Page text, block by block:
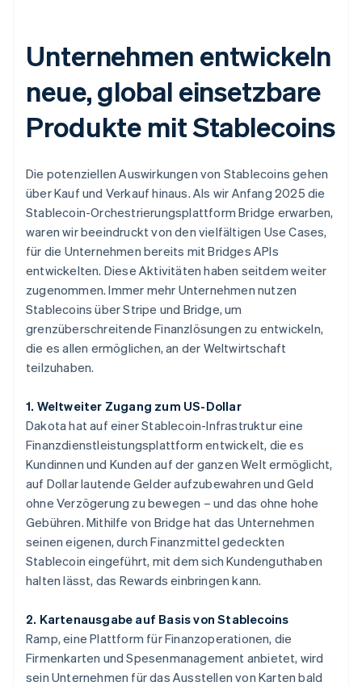
Unternehmen entwickeln
neue, global einsetzbare
Produkte mit Stablecoins
Die potenziellen Auswirkungen von Stablecoins gehen
über Kauf und Verkauf hinaus. Als wir Anfang 2025 die
Stablecoin-Orchestrierungsplattform Bridge erwarben,
waren wir beeindruckt von den vielfältigen Use Cases,
für die Unternehmen bereits mit Bridges APIs
entwickelten. Diese Aktivitäten haben seitdem weiter
zugenommen. Immer mehr Unternehmen nutzen
Stablecoins über Stripe und Bridge, um
grenzüberschreitende Finanzlösungen zu entwickeln,
die es allen ermöglichen, an der Weltwirtschaft
teilzuhaben.
1. Weltweiter Zugang zum US-Dollar
Dakota hat auf einer Stablecoin-Infrastruktur eine
Finanzdienstleistungsplattform entwickelt, die es
Kundinnen und Kunden auf der ganzen Welt ermöglicht,
auf Dollar lautende Gelder aufzubewahren und Geld
ohne Verzögerung zu bewegen – und das ohne hohe
Gebühren. Mithilfe von Bridge hat das Unternehmen
seinen eigenen, durch Finanzmittel gedeckten
Stablecoin eingeführt, mit dem sich Kundenguthaben
halten lässt, das Rewards einbringen kann.
2. Kartenausgabe auf Basis von Stablecoins
Ramp, eine Plattform für Finanzoperationen, die
Firmenkarten und Spesenmanagement anbietet, wird
sein Unternehmen für das Ausstellen von Karten bald